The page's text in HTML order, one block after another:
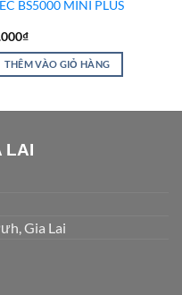
BS5000 MINI PLUS
₫
THÊM VÀO GIỎ HÀNG
LAI
Gia Lai